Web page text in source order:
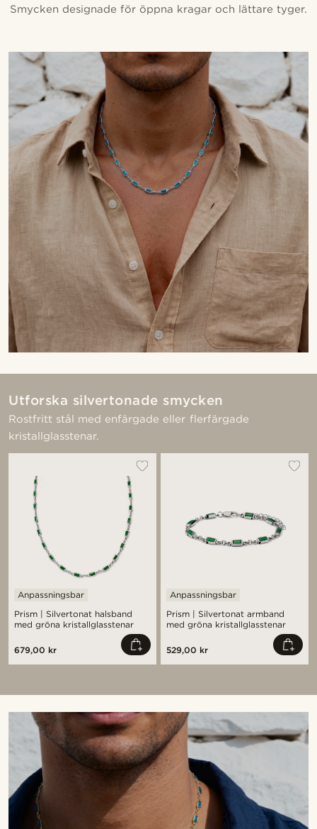
Smycken designade för öppna kragar och lättare tyger.
Utforska silvertonade smycken
Rostfritt stål med enfärgade eller flerfärgade
kristallglasstenar.
Prism | Silvertonat halsband
med gröna kristallglasstenar
Anpassningsbar
679,00 kr
Prism | Silvertonat armband
med gröna kristallglasstenar
Anpassningsbar
529,00 kr